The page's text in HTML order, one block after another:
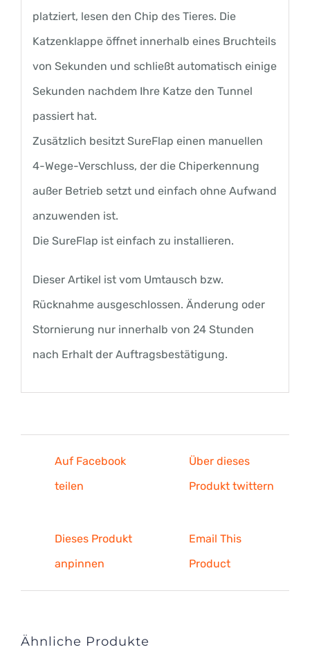
platziert, lesen den Chip des Tieres. Die
Katzenklappe öffnet innerhalb eines Bruchteils
von Sekunden und schließt automatisch einige
Sekunden nachdem Ihre Katze den Tunnel
passiert hat.
Zusätzlich besitzt SureFlap einen manuellen
4-Wege-Verschluss, der die Chiperkennung
außer Betrieb setzt und einfach ohne Aufwand
anzuwenden ist.
Die SureFlap ist einfach zu installieren.
Dieser Artikel ist vom Umtausch bzw.
Rücknahme ausgeschlossen. Änderung oder
Stornierung nur innerhalb von 24 Stunden
nach Erhalt der Auftragsbestätigung.
Auf Facebook
teilen
Über dieses
Produkt twittern
Dieses Produkt
anpinnen
Email This
Product
Ähnliche Produkte